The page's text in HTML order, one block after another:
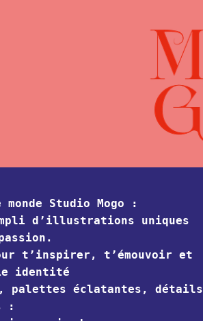
Studio Mogo :
d’illustrations uniques
t’inspirer, t’émouvoir et
identité
palettes éclatantes, détails
: